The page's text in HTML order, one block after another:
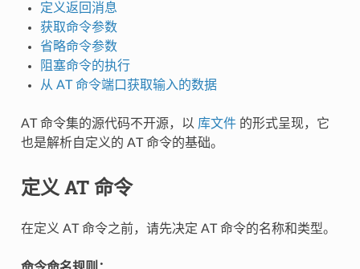
定义返回消息
获取命令参数
省略命令参数
阻塞命令的执行
从 AT 命令端口获取输入的数据
AT 命令集的源代码不开源，以 库文件 的形式呈现，它
也是解析自定义的 AT 命令的基础。
定义 AT 命令
在定义 AT 命令之前，请先决定 AT 命令的名称和类型。